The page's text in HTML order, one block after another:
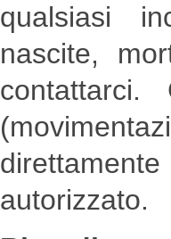
qualsiasi
nascite,
autorizzato.